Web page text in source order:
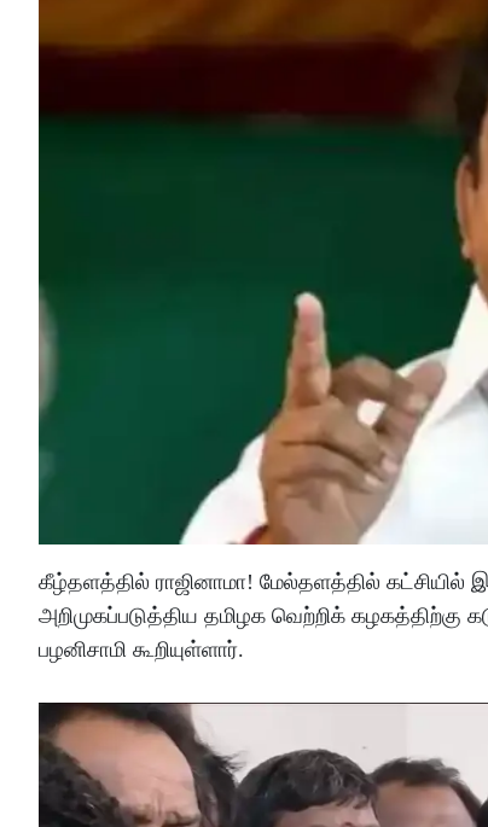
கீழ்தளத்தில் ராஜினாமா! மேல்தளத்தில் கட்சியில்
அறிமுகப்படுத்திய தமிழக வெற்றிக்
பழனிசாமி கூறியுள்ளார்.